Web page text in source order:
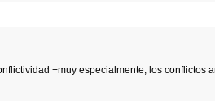
−muy especialmente, los conflictos